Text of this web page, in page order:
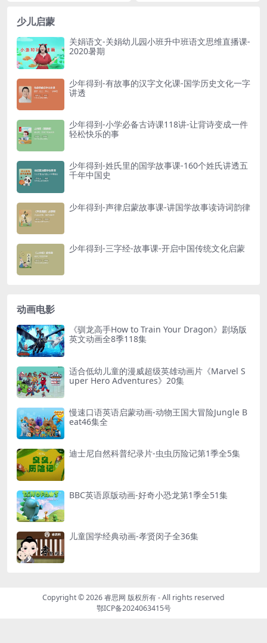
少儿启蒙
关娟语文-关娟幼儿园小班升中班语文思维直播课-
2020暑期
少年得到-有故事的汉字文化课-国学历史文化一字
讲透
少年得到-小学必备古诗课118讲-让背诗变成一件
轻松快乐的事
少年得到-姓氏里的国学故事课-160个姓氏讲透五
千年中国史
少年得到-声律启蒙故事课-讲国学故事读诗词韵律
少年得到-三字经-故事课-开启中国传统文化启蒙
动画电影
《驯龙高手How to Train Your Dragon》剧场版
英文动画全8季118集
适合低幼儿童的漫威超级英雄动画片《Marvel S
uper Hero Adventures》20集
慢速口语英语启蒙动画-动物王国大冒险Jungle B
eat46集全
迪士尼自然科普纪录片-虫虫历险记第1季全5集
BBC英语原版动画-好奇小恐龙第1季全51集
儿童国学经典动画-孝贤闵子全36集
Copyright © 2026睿思网 版权所有- All rights reserved
鄂ICP备2024063415号